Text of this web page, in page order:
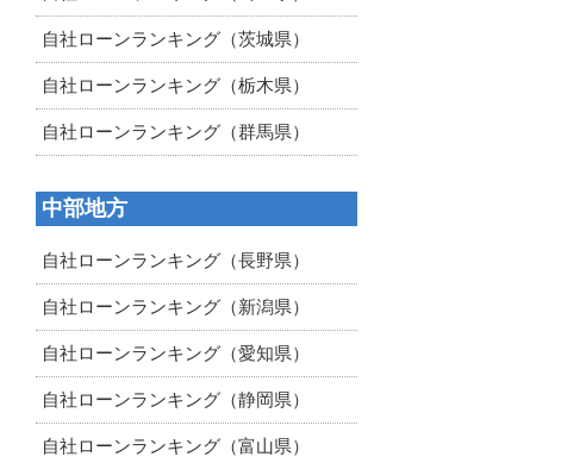
自社ローンランキング（茨城県）
自社ローンランキング（栃木県）
自社ローンランキング（群馬県）
中部地方
自社ローンランキング（長野県）
自社ローンランキング（新潟県）
自社ローンランキング（愛知県）
自社ローンランキング（静岡県）
自社ローンランキング（富山県）